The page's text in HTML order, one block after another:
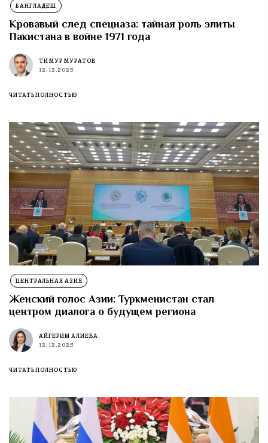
БАНГЛАДЕШ
Кровавый след спецназа: тайная роль элиты
Пакистана в войне 1971 года
ТИМУР МУРАТОВ
12.12.2025
ЧИТАТЬ ПОЛНОСТЬЮ
ЦЕНТРАЛЬНАЯ АЗИЯ
Женский голос Азии: Туркменистан стал
центром диалога о будущем региона
АЙГЕРИМ АЛИЕВА
12.12.2025
ЧИТАТЬ ПОЛНОСТЬЮ